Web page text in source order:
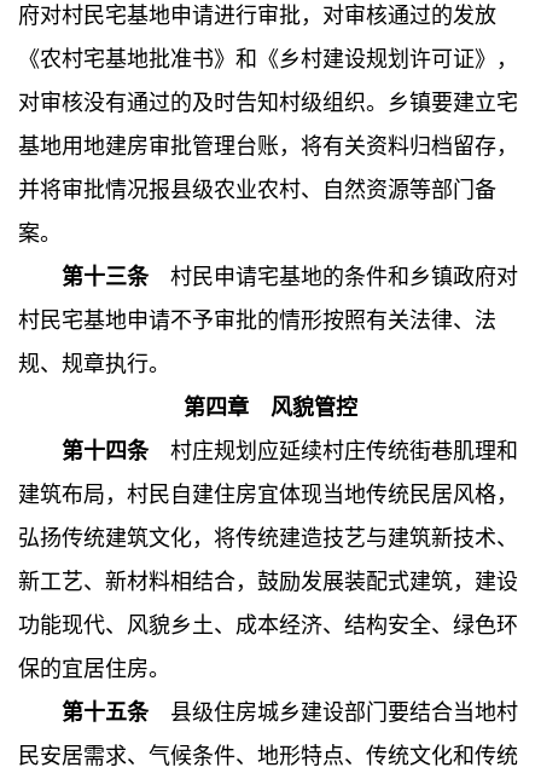
府对村民宅基地申请进行审批，对审核通过的发放
《农村宅基地批准书》和《乡村建设规划许可证》，
对审核没有通过的及时告知村级组织。乡镇要建立宅
基地用地建房审批管理台账，将有关资料归档留存，
并将审批情况报县级农业农村、自然资源等部门备
案。
第十三条村民申请宅基地的条件和乡镇政府对
村民宅基地申请不予审批的情形按照有关法律、法
规、规章执行。
第四章 风貌管控
第十四条村庄规划应延续村庄传统街巷肌理和
建筑布局，村民自建住房宜体现当地传统民居风格，
弘扬传统建筑文化，将传统建造技艺与建筑新技术、
新工艺、新材料相结合，鼓励发展装配式建筑，建设
功能现代、风貌乡土、成本经济、结构安全、绿色环
保的宜居住房。
第十五条县级住房城乡建设部门要结合当地村
民安居需求、气候条件、地形特点、传统文化和传统